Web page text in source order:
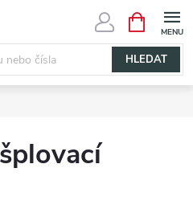
HLEDAT
NÁKUPNÍ
KOŠÍK